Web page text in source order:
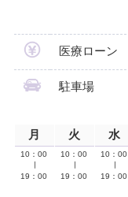
医療ローン
駐車場
月 火 水
10：00
19：00
10：00
19：00
10：00
19：00